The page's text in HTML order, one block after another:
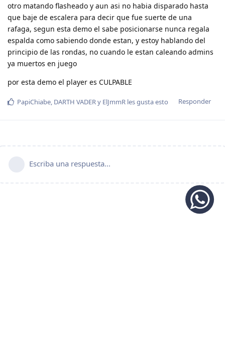
otro matando flasheado y aun asi no habia disparado hasta
que baje de escalera para decir que fue suerte de una
rafaga, segun esta demo el sabe posicionarse nunca regala
espalda como sabiendo donde estan, y estoy hablando del
principio de las rondas, no cuando le estan caleando admins
ya muertos en juego
por esta demo el player es CULPABLE
Responder
PapiChiabe DARTH VADERy ElJmmR les gusta esto
Escriba una respuesta...